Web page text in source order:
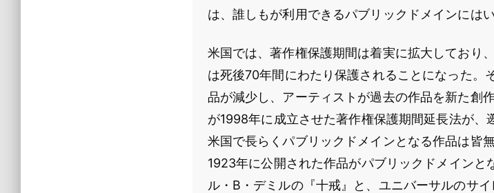
は、誰しもが利用できるパブリックドメインにはい
米国では、著作権保護期間は着実に拡大しており
は死後70年間にわたり保護されることになった。
品が減少し、アーティストが過去の作品を新た創
が1998年に成立させた著作権保護期間延長法が、
米国で長らくパブリックドメインとなる作品は皆
1923年に公開された作品がパブリックドメインと
ル・B・デミルの『十戒』と、ユニバーサルのサ